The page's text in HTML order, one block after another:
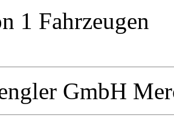
1 Fahrzeugen
GmbH